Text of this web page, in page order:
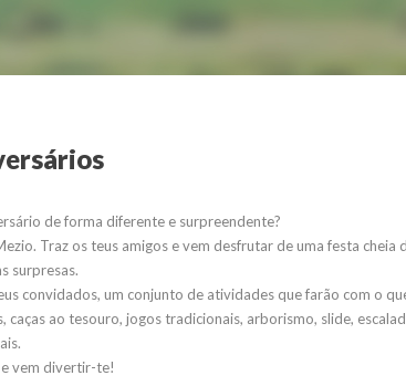
de forma diferente e surpreendente?
Traz os teus amigos e vem desfrutar de uma festa cheia
surpresas.
convidados, um conjunto de atividades que farão com o
caças ao tesouro, jogos tradicionais, arborismo, slide,
vem divertir-te!